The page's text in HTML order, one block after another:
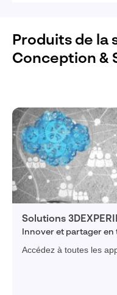
Produits de la
Conception &
Solutions
Innover et partager en
Accédez à toutes les